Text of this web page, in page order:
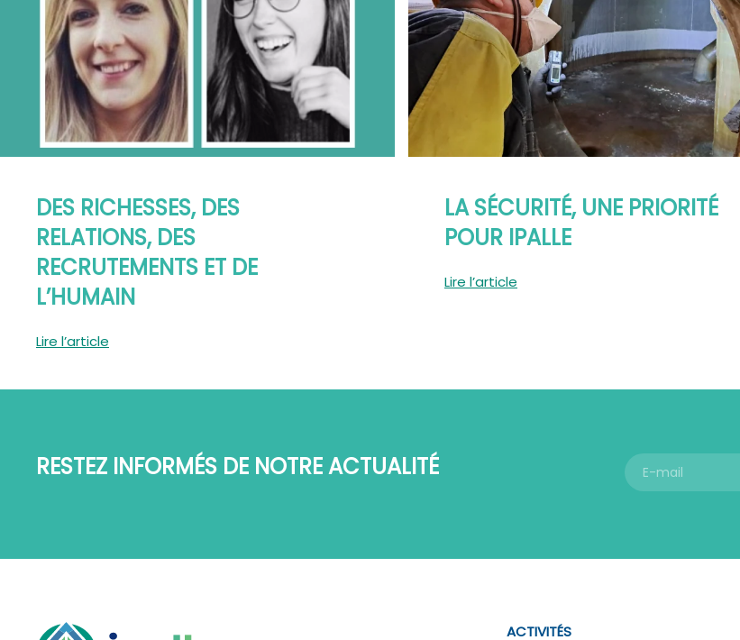
DES RICHESSES, DES
RELATIONS, DES
RECRUTEMENTS ET DE
L’HUMAIN
Lire l’article
LA SÉCURITÉ, UNE PRIORITÉ
POUR IPALLE
Lire l’article
RESTEZ INFORMÉS DE NOTRE ACTUALITÉ
ACTIVITÉS